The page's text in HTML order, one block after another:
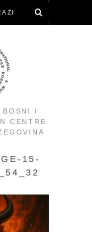
BOSNI I
CENTRE
15-